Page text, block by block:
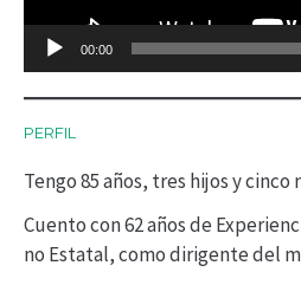
d
c
t
o
r
d
00:00
PERFIL
Tengo 85 años, tres hijos y cinco
Cuento con 62 años de
no Estatal, como dirigente del